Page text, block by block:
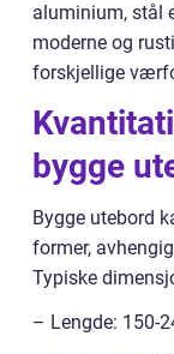
aluminium, stål
moderne og
forskjellige
bygge
Bygge utebord
former,
Typiske
– Lengde: 150-